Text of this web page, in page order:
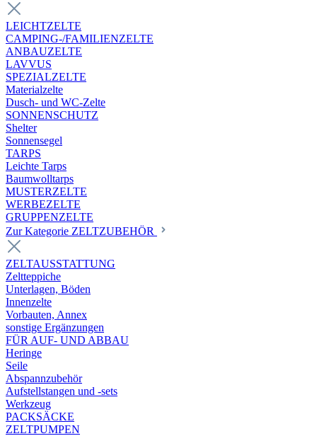
LEICHTZELTE
CAMPING-/FAMILIENZELTE
ANBAUZELTE
LAVVUS
SPEZIALZELTE
Materialzelte
Dusch- und WC-Zelte
SONNENSCHUTZ
Shelter
Sonnensegel
TARPS
Leichte Tarps
Baumwolltarps
MUSTERZELTE
WERBEZELTE
GRUPPENZELTE
Zur Kategorie ZELTZUBEHÖR
ZELTAUSSTATTUNG
Zeltteppiche
Unterlagen, Böden
Innenzelte
Vorbauten, Annex
sonstige Ergänzungen
FÜR AUF- UND ABBAU
Heringe
Seile
Abspannzubehör
Aufstellstangen und -sets
Werkzeug
PACKSÄCKE
ZELTPUMPEN